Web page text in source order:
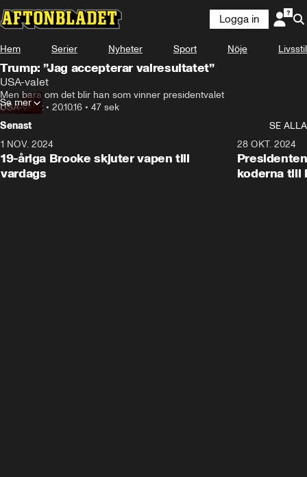
Logga in
Hem Serier Nyheter Sport Nöje Livsstil
Trump: ”Jag accepterar valresultatet”
USA-valet
Men bara om det blir han som vinner presidentvalet
USA-valet • 20.10.16 • 47 sek
Se mer
Senast
SE ALLA
1 NOV. 2024
19-åriga Brooke skjuter vapen till
vardags
28 OKT. 2024
koderna till